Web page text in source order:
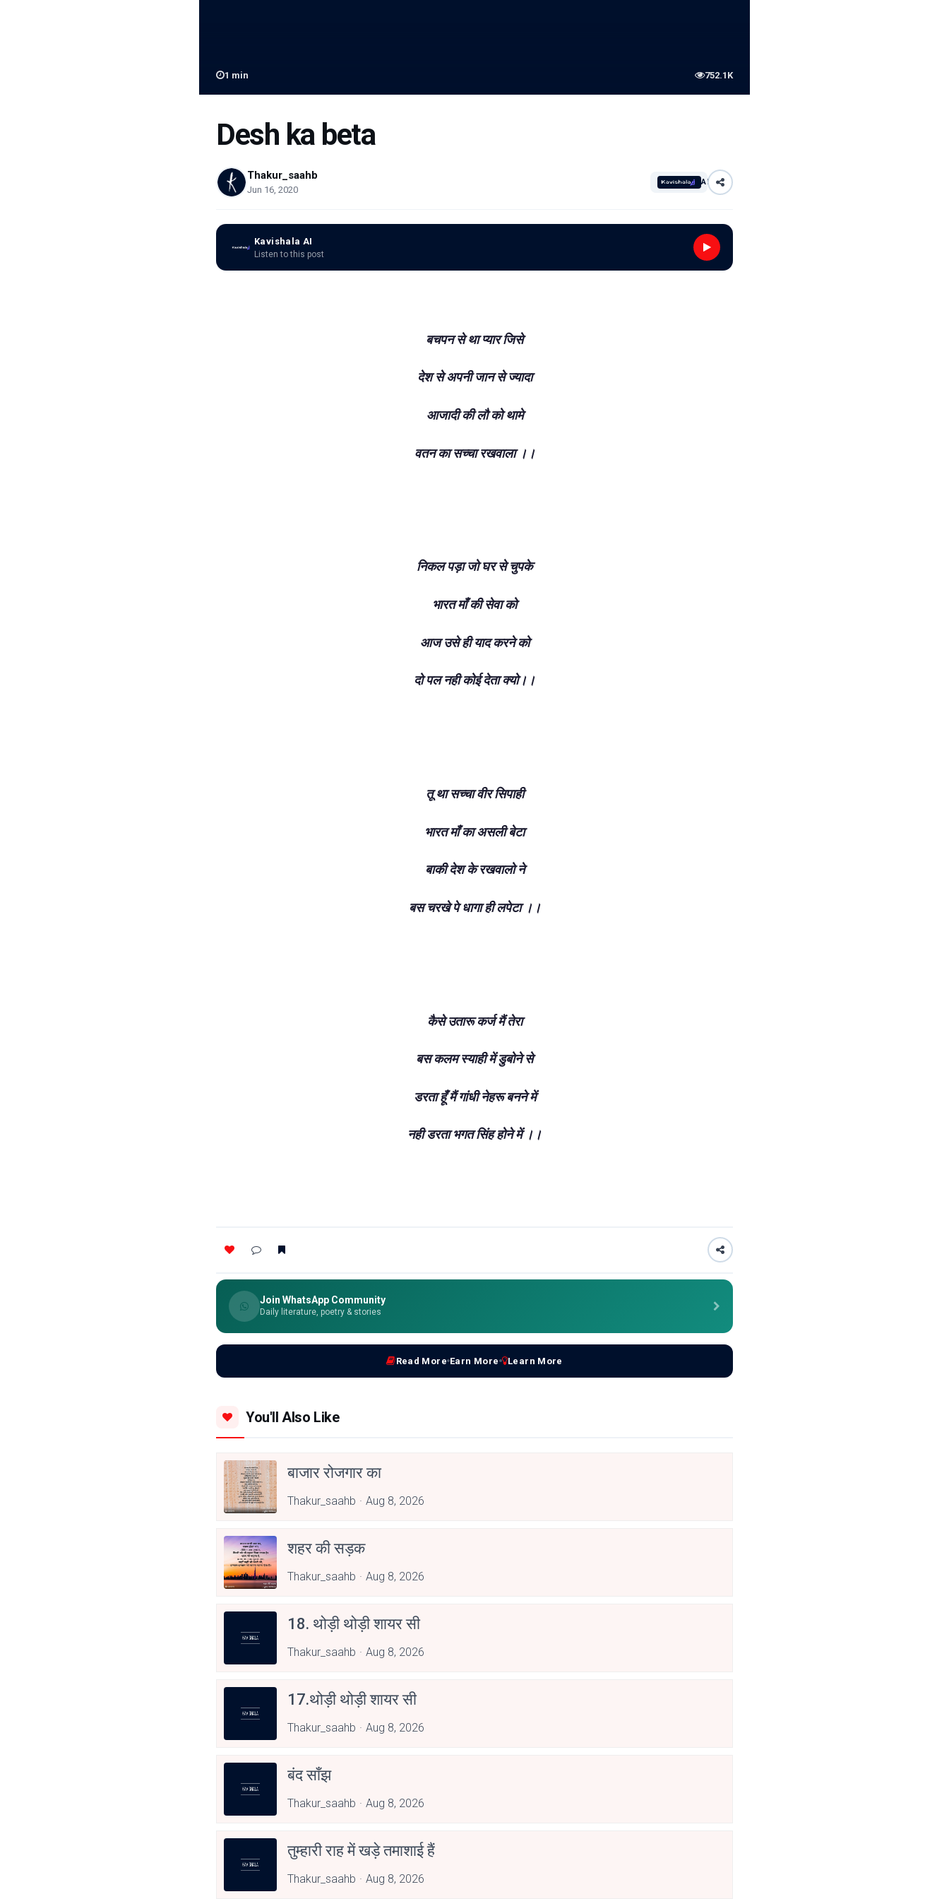
1 min 752.1K
Desh ka beta
Thakur_saahb
Jun 16, 2020
AI
Kavishala AI
Listen to this post
बचपन से था प्यार जिसे
देश से अपनी जान से ज्यादा
आजादी की लौ को थामे
वतन का सच्चा रखवाला ।।
निकल पड़ा जो घर से चुपके
भारत माँ की सेवा को
आज उसे ही याद करने को
दो पल नही कोई देता क्यो।।
तू था सच्चा वीर सिपाही
भारत माँ का असली बेटा
बाकी देश के रखवालो ने
बस चरखे पे धागा ही लपेटा ।।
कैसे उतारू कर्ज मैं तेरा
बस कलम स्याही में डुबोने से
डरता हूँ मैं गांधी नेहरू बनने में
नही डरता भगत सिंह होने में ।।
Join WhatsApp Community
Daily literature, poetry & stories
Read More Earn More Learn More
You'll Also Like
बाजार रोजगार का
Thakur_saahb Aug 8, 2026
शहर की सड़क
Thakur_saahb Aug 8, 2026
18. थोड़ी थोड़ी शायर सी
Thakur_saahb Aug 8, 2026
17.थोड़ी थोड़ी शायर सी
Thakur_saahb Aug 8, 2026
बंद साँझ
Thakur_saahb Aug 8, 2026
तुम्हारी राह में खड़े तमाशाई हैं
Thakur_saahb Aug 8, 2026